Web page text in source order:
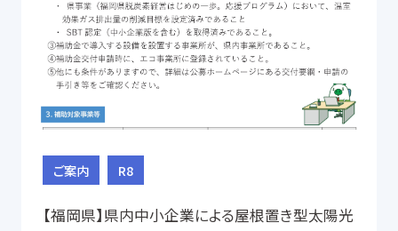
ご案内 R8
【福岡県】県内中小企業による屋根置き型太陽光